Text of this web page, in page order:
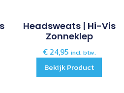
Headsweats | Hi-Vis
Zonneklep
€24,95 incl. btw.
Bekijk Product